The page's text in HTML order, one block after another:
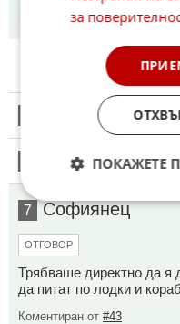
16.06.2026
Този коментар е
Този коментар е
7 Софиянец
ОТГОВОР
Трябваше директно да я
да питат по лодки и
Коментиран от #43
за
ПОКАЖЕТЕ